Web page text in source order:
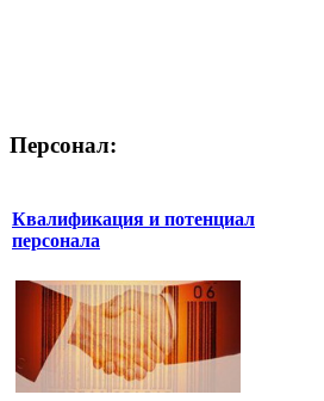
Персонал:
Квалификация и потенциал
персонала